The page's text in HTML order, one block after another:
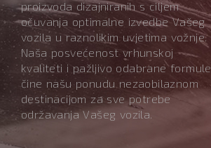
proizvoda dizajniranih s ciljem
očuvanja optimalne izvedbe Vašeg
vozila u raznolikim uvjetima vožnje.
Naša posvećenost vrhunskoj
kvaliteti i pažljivo odabrane formule
čine našu ponudu nezaobilaznom
destinacijom za sve potrebe
održavanja Vašeg vozila.